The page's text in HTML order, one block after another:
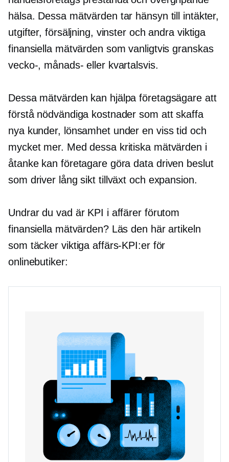
hälsa. Dessa mätvärden tar hänsyn till intäkter,
utgifter, försäljning, vinster och andra viktiga
finansiella mätvärden som vanligtvis granskas
vecko-, månads- eller kvartalsvis.
Dessa mätvärden kan hjälpa företagsägare att
förstå nödvändiga kostnader som att skaffa
nya kunder, lönsamhet under en viss tid och
mycket mer. Med dessa kritiska mätvärden i
åtanke kan företagare göradata driven beslut
som driver lång sikt tillväxt och expansion.
Undrar du vad är KPI i affärer förutom
finansiella mätvärden? Läs den här artikeln
som täcker viktiga affärs-KPI:er för
onlinebutiker: